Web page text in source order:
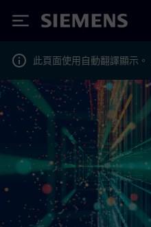
Siemens
此頁面使用自動翻譯顯示。